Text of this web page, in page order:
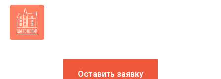
Оставить заявку